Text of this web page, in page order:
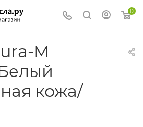
0
M
кожа/